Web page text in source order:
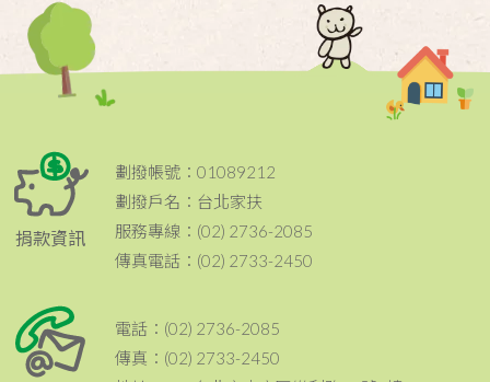
捐款資訊
劃撥帳號：01089212
劃撥戶名：台北家扶
服務專線：(02) 2736-2085
傳真電話：(02) 2733-2450
電話：(02) 2736-2085
傳真：(02) 2733-2450